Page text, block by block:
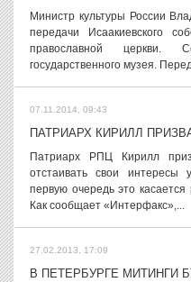
Министр культуры России
передачи Исаакиевского
православной церкви.
государственного музея.
07.11.2014, 09:43
ПАТРИАРХ КИРИЛЛ
Патриарх РПЦ Кирилл
отстаивать свои интересы
первую очередь это
Как сообщает «Интерфакс»,...
27.02.2013, 17:09
В ПЕТЕРБУРГЕ МИТИНГИ